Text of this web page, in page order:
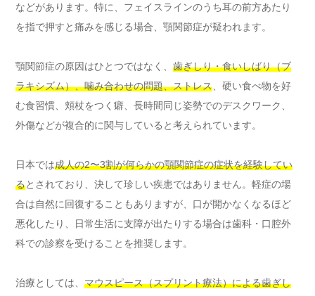
などがあります。特に、フェイスラインのうち耳の前方あたり
を指で押すと痛みを感じる場合、顎関節症が疑われます。
顎関節症の原因はひとつではなく、 歯ぎしり・食いしばり（ブ
ラキシズム）、噛み合わせの問題、ストレス、硬い食べ物を好
む食習慣、頬杖をつく癖、長時間同じ姿勢でのデスクワーク、
外傷などが複合的に関与していると考えられています。
日本では成人の2〜3割が何らかの顎関節症の症状を経験してい
るとされており、決して珍しい疾患ではありません。軽症の場
合は自然に回復することもありますが、口が開かなくなるほど
悪化したり、日常生活に支障が出たりする場合は歯科・口腔外
科での診察を受けることを推奨します。
治療としては、 マウスピース（スプリント療法）による歯ぎし